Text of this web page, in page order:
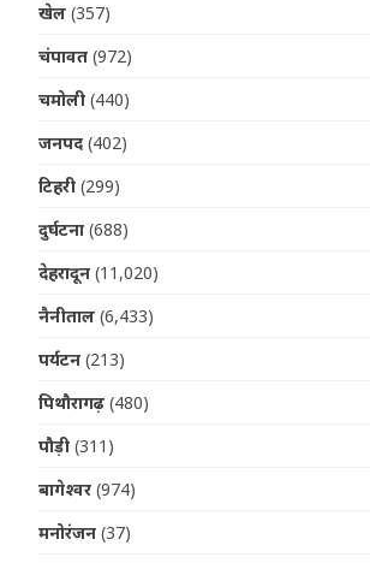
खेल (357)
चंपावत (972)
चमोली (440)
जनपद (402)
टिहरी (299)
दुर्घटना (688)
देहरादून (11,020)
नैनीताल (6,433)
पर्यटन (213)
पिथौरागढ़ (480)
पौड़ी (311)
बागेश्वर (974)
मनोरंजन (37)